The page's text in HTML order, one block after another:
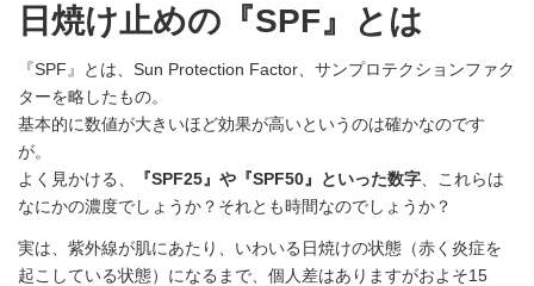
日焼け止めの『SPF』とは
『SPF』とは、Sun Protection Factor、サンプロテクションファク
ターを略したもの。
基本的に数値が大きいほど効果が高いというのは確かなのです
が。
よく見かける、
『SPF25』や『SPF50』といった数字、これらは
なにかの濃度でしょうか？それとも時間なのでしょうか？
実は、紫外線が肌にあたり、いわいる日焼けの状態（赤く炎症を
起こしている状態）になるまで、個人差はありますがおよそ15